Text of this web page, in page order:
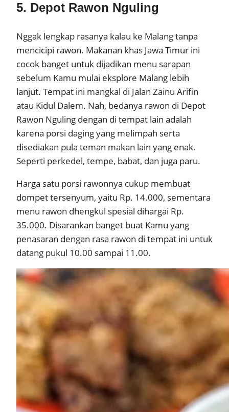
5. Depot Rawon Nguling
Nggak lengkap rasanya kalau ke Malang tanpa
mencicipi rawon. Makanan khas Jawa Timur ini
cocok banget untuk dijadikan menu sarapan
sebelum Kamu mulai eksplore Malang lebih
lanjut. Tempat ini mangkal di Jalan Zainu Arifin
atau Kidul Dalem. Nah, bedanya rawon di Depot
Rawon Nguling dengan di tempat lain adalah
karena porsi daging yang melimpah serta
disediakan pula teman makan lain yang enak.
Seperti perkedel, tempe, babat, dan juga paru.
Harga satu porsi rawonnya cukup membuat
dompet tersenyum, yaitu Rp. 14.000, sementara
menu rawon dhengkul spesial dihargai Rp.
35.000. Disarankan banget buat Kamu yang
penasaran dengan rasa rawon di tempat ini untuk
datang pukul 10.00 sampai 11.00.